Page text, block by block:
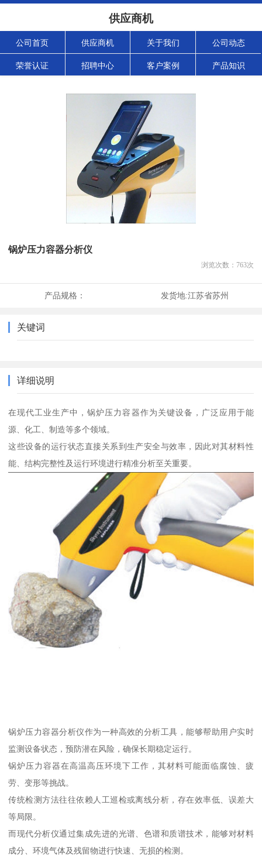
供应商机
公司首页 供应商机 关于我们 公司动态
荣誉认证 招聘中心 客户案例 产品知识
锅炉压力容器分析仪
浏览次数： 763次
产品规格： 发货地:江苏省苏州
关键词
详细说明
在现代工业生产中，锅炉压力容器作为关键设备，广泛应用于能
源、化工、制造等多个领域。
这些设备的运行状态直接关系到生产安全与效率，因此对其材料性
能、结构完整性及运行环境进行精准分析至关重要。
锅炉压力容器分析仪作为一种高效的分析工具，能够帮助用户实时
监测设备状态，预防潜在风险，确保长期稳定运行。
锅炉压力容器在高温高压环境下工作，其材料可能面临腐蚀、疲
劳、变形等挑战。
传统检测方法往往依赖人工巡检或离线分析，存在效率低、误差大
等局限。
而现代分析仪通过集成先进的光谱、色谱和质谱技术，能够对材料
成分、环境气体及残留物进行快速、无损的检测。